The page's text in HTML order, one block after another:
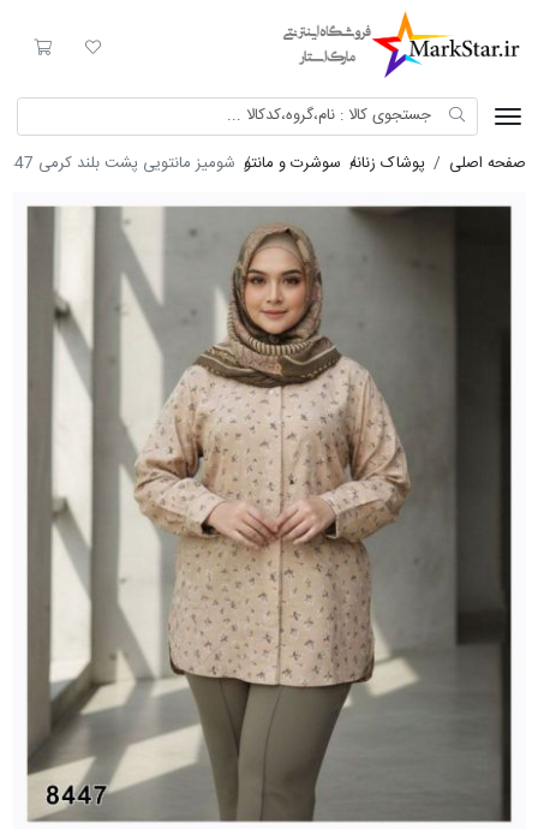
لیست مورد
سبد
صفحه اصلی پوشاک زنانه سوشرت و مانتو شومیز مانتویی پشت بلند کرمی 8447